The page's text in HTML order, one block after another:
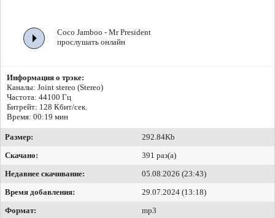
Coco Jamboo - Mr President
прослушать онлайн
Информация о трэке:
Каналы: Joint stereo (Stereo)
Частота: 44100 Гц
Битрейт: 128 Кбит/сек.
Время: 00:19 мин
Размер:
292.84Kb
Скачано:
391 раз(а)
Недавнее скачивание:
05.08.2026 (23:43)
Время добавления:
29.07.2024 (13:18)
Формат:
mp3